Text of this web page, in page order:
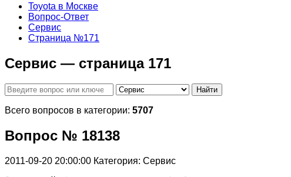
Toyota в Москве
Вопрос-Ответ
Сервис
Страница №171
Сервис — страница 171
Найти
Всего вопросов в категории: 5707
Вопрос № 18138
2011-09-20 20:00:00 Категория: Сервис